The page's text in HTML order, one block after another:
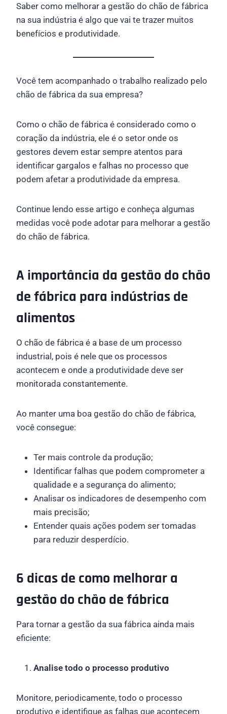
Saber como melhorar a gestão do chão de fábrica
na sua indústria é algo que vai te trazer muitos
benefícios e produtividade.
Você tem acompanhado o trabalho realizado pelo
chão de fábrica da sua empresa?
Como o chão de fábrica é considerado como o
coração da indústria, ele é o setor onde os
gestores devem estar sempre atentos para
identificar gargalos e falhas no processo que
podem afetar a produtividade da empresa.⠀
Continue lendo esse artigo e conheça algumas
medidas você pode adotar para melhorar a gestão
do chão de fábrica.
A importância da gestão do chão
de fábrica para indústrias de
alimentos
O chão de fábrica é a base de um processo
industrial, pois é nele que os processos
acontecem e onde a produtividade deve ser
monitorada constantemente.
Ao manter uma boa gestão do chão de fábrica,
você consegue:
Ter mais controle da produção;
Identificar falhas que podem comprometer a
qualidade e a segurança do alimento;
Analisar os indicadores de desempenho com
mais precisão;
Entender quais ações podem ser tomadas
para reduzir desperdício.
6 dicas de como melhorar a
gestão do chão de fábrica
Para tornar a gestão da sua fábrica ainda mais
eficiente:
Analise todo o processo produtivo
Monitore, periodicamente, todo o processo
produtivo e identifique as falhas que acontecem